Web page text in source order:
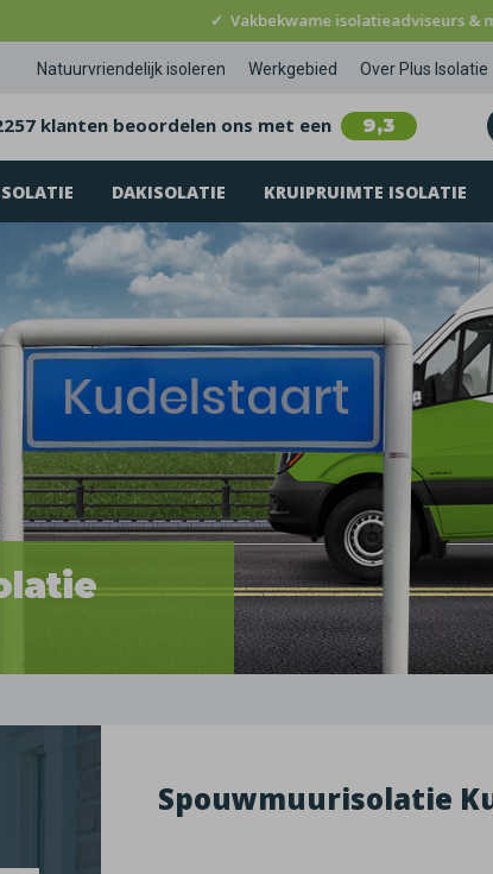
✓ Vakbekwame isolatieadviseurs &
Natuurvriendelijk isoleren Werkgebied Over Plus Isolatie
klanten beoordelen ons met een 9,3
DAKISOLATIE KRUIPRUIMTE ISOLATIE
Spouwmuurisolatie